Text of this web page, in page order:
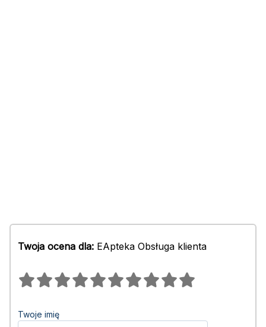
Twoja ocena dla: EApteka Obsługa klienta
Twoje imię